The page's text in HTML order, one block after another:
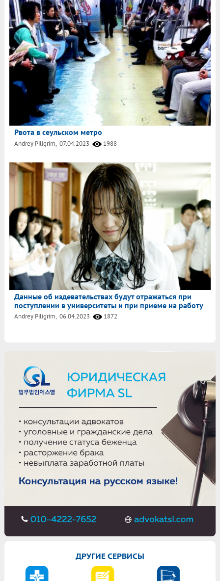
Рвота в сеульском метро
Andrey Piligrim, 07.04.2023 1988
Данные об издевательствах будут отражаться при
поступлении в университеты и при приеме на работу
Andrey Piligrim, 06.04.2023 1872
ДРУГИЕ СЕРВИСЫ